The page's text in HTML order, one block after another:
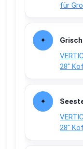
für
28″
28″